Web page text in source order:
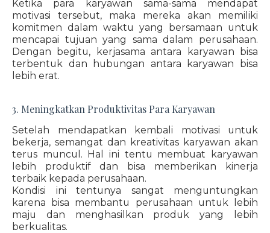
Ketika para karyawan sama-sama mendapat
motivasi tersebut, maka mereka akan memiliki
komitmen dalam waktu yang bersamaan untuk
mencapai tujuan yang sama dalam perusahaan.
Dengan begitu, kerjasama antara karyawan bisa
terbentuk dan hubungan antara karyawan bisa
lebih erat.
3. Meningkatkan Produktivitas Para Karyawan
Setelah mendapatkan kembali motivasi untuk
bekerja, semangat dan kreativitas karyawan akan
terus muncul. Hal ini tentu membuat karyawan
lebih produktif dan bisa memberikan kinerja
terbaik kepada perusahaan.
Kondisi ini tentunya sangat menguntungkan
karena bisa membantu perusahaan untuk lebih
maju dan menghasilkan produk yang lebih
berkualitas.